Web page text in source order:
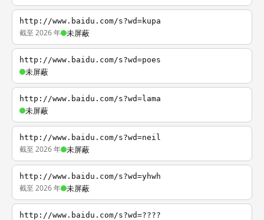
http://www.baidu.com/s?wd=kupa
截至 2026 年 未屏蔽
http://www.baidu.com/s?wd=poes
未屏蔽
http://www.baidu.com/s?wd=lama
未屏蔽
http://www.baidu.com/s?wd=neil
截至 2026 年 未屏蔽
http://www.baidu.com/s?wd=yhwh
截至 2026 年 未屏蔽
http://www.baidu.com/s?wd=????